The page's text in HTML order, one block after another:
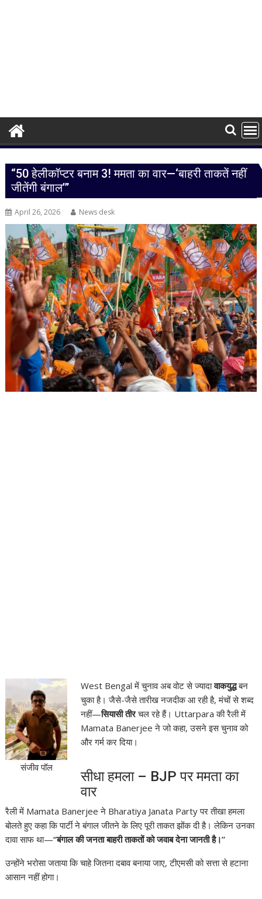
“50 हेलीकॉप्टर बनाम 3! ममता का वार—‘बाहरी ताकतें नहीं
जीतेंगी बंगाल’”
April 26, 2026 News desk
संजीव पॉल
West Bengal में चुनाव अब वोट से ज्यादावाकयुद्धबन
चुका है। जैसे-जैसे तारीख नजदीक आ रही है, मंचों से शब्द
नहीं—सियासी तीरचल रहे हैं। Uttarpara की रैली में
Mamata Banerjee ने जो कहा, उसने इस चुनाव को
और गर्म कर दिया।
सीधा हमला – BJP पर ममता का
वार
रैली में Mamata Banerjee ने Bharatiya Janata Partyपर तीखा हमला
बोलते हुए कहा कि पार्टी ने बंगाल जीतने के लिए पूरी ताकत झोंक दी है। लेकिन उनका
दावा साफ था—“बंगाल की जनता बाहरी ताकतों को जवाब देना जानती है।”
उन्होंने भरोसा जताया कि चाहे जितना दबाव बनाया जाए, टीएमसी को सत्ता से हटाना
आसान नहीं होगा।